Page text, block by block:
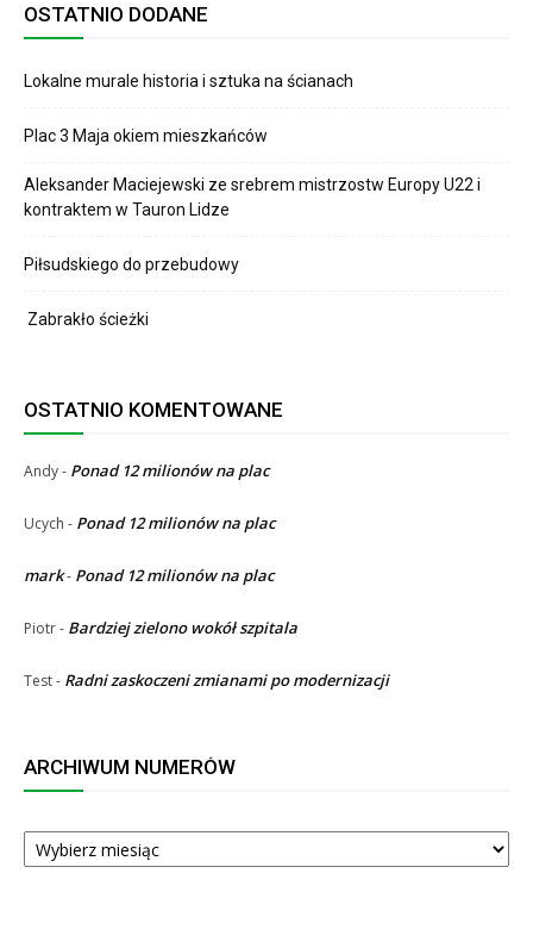
OSTATNIO DODANE
Lokalne murale historia i sztuka na ścianach
Plac 3 Maja okiem mieszkańców
Aleksander Maciejewski ze srebrem mistrzostw Europy U22 i
kontraktem w Tauron Lidze
Piłsudskiego do przebudowy
Zabrakło ścieżki
OSTATNIO KOMENTOWANE
Andy- Ponad 12 milionów na plac
Ucych - Ponad 12 milionów na plac
mark- Ponad 12 milionów na plac
Piotr- Bardziej zielono wokół szpitala
Test- Radni zaskoczeni zmianami po modernizacji
ARCHIWUM NUMERÓW
ARCHIWUM
NUMERÓW